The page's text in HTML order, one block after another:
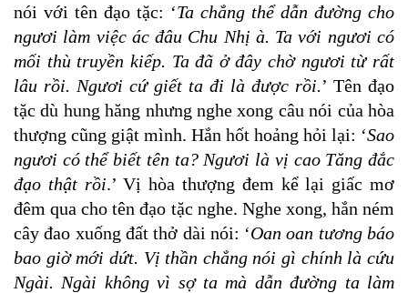
nói với tên đạo tặc: ‘Ta chẳng thể dẫn đường cho
ngươi làm việc ác đâu Chu Nhị à. Ta với ngươi có
mối thù truyền kiếp. Ta đã ở đây chờ ngươi từ rất
lâu rồi. Ngươi cứ giết ta đi là được rồi.’ Tên đạo
tặc dù hung hăng nhưng nghe xong câu nói của hòa
thượng cũng giật mình. Hắn hốt hoảng hỏi lại: ‘Sao
ngươi có thể biết tên ta? Ngươi là vị cao Tăng đắc
đạo thật rồi.’ Vị hòa thượng đem kể lại giấc mơ
đêm qua cho tên đạo tặc nghe. Nghe xong, hắn ném
cây đao xuống đất thở dài nói: ‘Oan oan tương báo
bao giờ mới dứt. Vị thần chẳng nói gì chính là cứu
Ngài. Ngài không vì sợ ta mà dẫn đường ta làm